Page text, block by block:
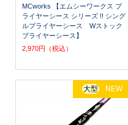
MCworks 【エムシーワークス プ
ライヤーシース シリーズ !! シング
ルプライヤーシース Wストック
プライヤーシース】
2,970円（税込）
大型 NEW